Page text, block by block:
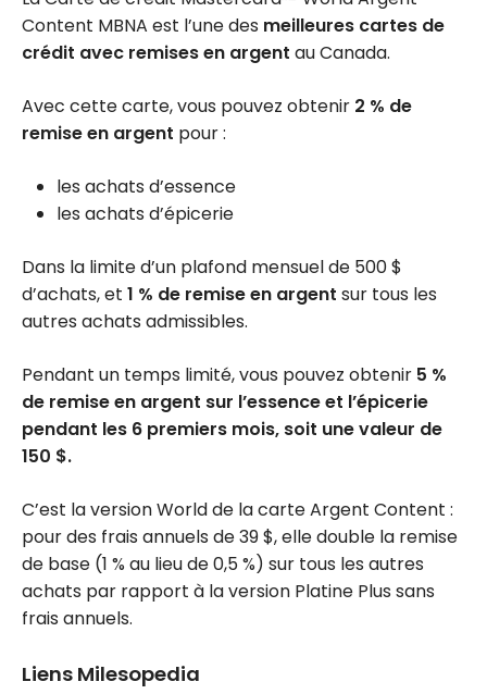
Content MBNA est l’une des meilleures cartes de
crédit avec remises en argent au Canada.
Avec cette carte, vous pouvez obtenir 2 % de
remise en argent pour :
les achats d’essence
les achats d’épicerie
Dans la limite d’un plafond mensuel de 500 $
d’achats, et 1 % de remise en argent sur tous les
autres achats admissibles.
Pendant un temps limité, vous pouvez obtenir 5 %
de remise en argent sur l’essence et l’épicerie
pendant les 6 premiers mois, soit une valeur de
150 $.
C’est la version World de la carte Argent Content :
pour des frais annuels de 39 $, elle double la remise
de base (1 % au lieu de 0,5 %) sur tous les autres
achats par rapport à la version Platine Plus sans
frais annuels.
Liens Milesopedia